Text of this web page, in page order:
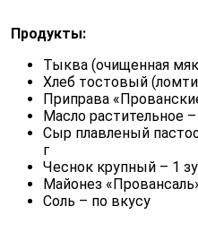
Продукты:
Тыква (очищенная
Хлеб тостовый
Приправа
Масло растительное
Сыр плавленый
г
Чеснок крупный – 1
Майонез
Соль – по вкусу